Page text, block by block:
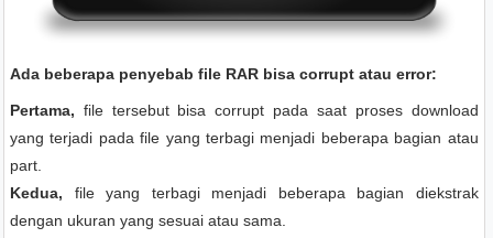
Ada beberapa penyebab file RAR bisa corrupt atau error:
Pertama, file tersebut bisa corrupt pada saat proses download
yang terjadi pada file yang terbagi menjadi beberapa bagian atau
part.
Kedua, file yang terbagi menjadi beberapa bagian diekstrak
dengan ukuran yang sesuai atau sama.